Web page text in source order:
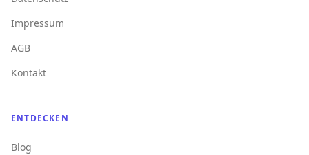
Impressum
AGB
Kontakt
ENTDECKEN
Blog